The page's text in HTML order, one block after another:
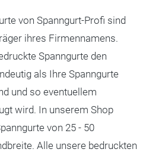
von Spanngurt-Profi sind
ihres Firmennamens.
Spanngurte den
als Ihre Spanngurte
und so eventuellem
wird. In unserem Shop
von 25 - 50
Alle unsere bedruckten